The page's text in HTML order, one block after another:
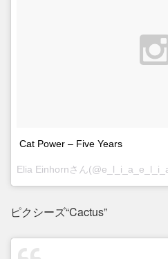
Cat Power – Five Years
Elia Einhornさん
ピクシーズ“Cactus”